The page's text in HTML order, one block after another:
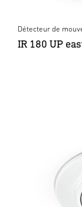
Détecteur de
IR 180 UP